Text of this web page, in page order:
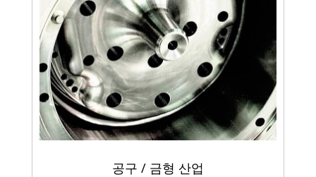
공구 / 금형 산업